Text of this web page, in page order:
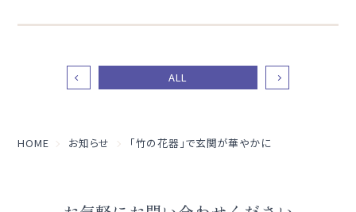
ALL
HOME お知らせ 「竹の花器」で玄関が華やかに